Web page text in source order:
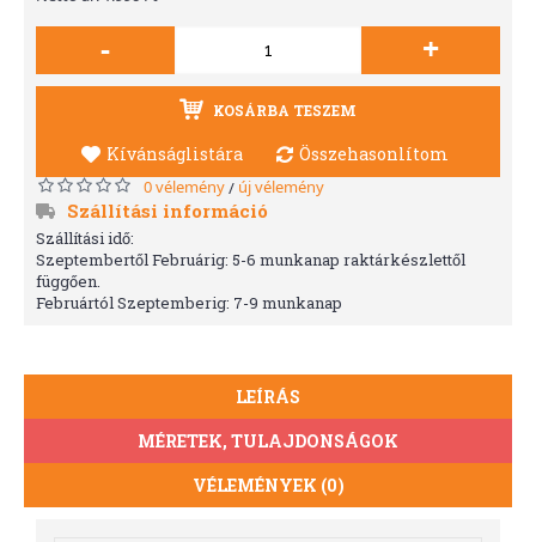
- +
KOSÁRBA TESZEM
Kívánságlistára Összehasonlítom
0 vélemény/ új vélemény
Szállítási információ
Szállítási idő:
Szeptembertől Februárig: 5-6 munkanap raktárkészlettől
függően.
Februártól Szeptemberig: 7-9 munkanap
LEÍRÁS
MÉRETEK, TULAJDONSÁGOK
VÉLEMÉNYEK (0)